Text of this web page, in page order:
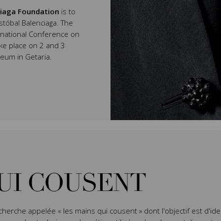
Foundation is to
Balenciaga. The
Conference on
place on 2 and 3
in Getaria.
COUSENT
appelée « les mains qui cousent » dont l'objectif est